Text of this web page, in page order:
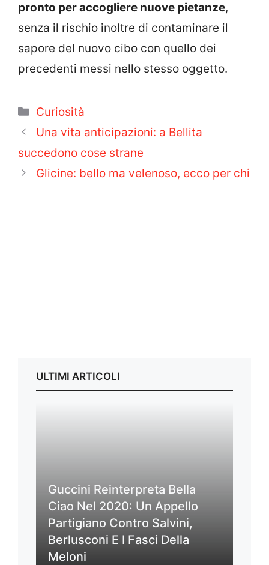
pronto per accogliere nuove pietanze,
senza il rischio inoltre di contaminare il
sapore del nuovo cibo con quello dei
precedenti messi nello stesso oggetto.
Categorie
Curiosità
Una vita anticipazioni: a Bellita
succedono cose strane
Glicine: bello ma velenoso, ecco per chi
ULTIMI ARTICOLI
Guccini Reinterpreta Bella
Ciao Nel 2020: Un Appello
Partigiano Contro Salvini,
Berlusconi E I Fasci Della
Meloni